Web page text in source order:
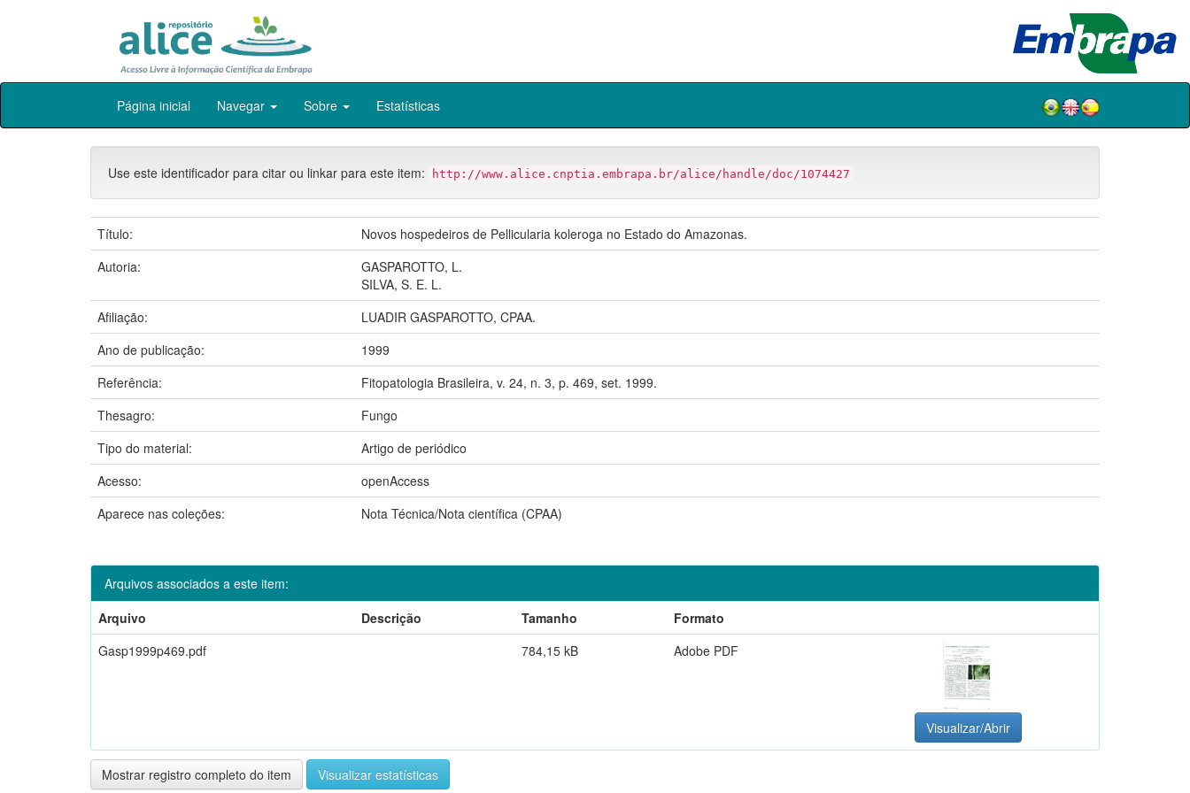
Skip
Página inicial Navegar Sobre Estatísticas
Use este identificador para citar ou linkar para este item: http://www.alice.cnptia.embrapa.br/alice/handle/doc/1074427
Título:
Novos hospedeiros de Pellicularia koleroga no Estado do Amazonas.
Autoria:
GASPAROTTO, L.
SILVA, S. E. L.
Afiliação:
LUADIR GASPAROTTO, CPAA.
Ano de publicação:
1999
Referência:
Fitopatologia Brasileira, v. 24, n. 3, p. 469, set. 1999.
Thesagro:
Fungo
Tipo do material:
Artigo de periódico
Acesso:
openAccess
Aparece nas coleções:
Nota Técnica/Nota científica (CPAA)
Arquivos associados a este item:
Arquivo
Descrição Tamanho
Formato
Gasp1999p469.pdf
784,15 kB Adobe PDF
Visualizar/Abrir
Mostrar registro completo do item Visualizar estatísticas